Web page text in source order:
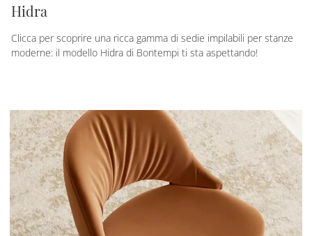
Hidra
Clicca per scoprire una ricca gamma di sedie impilabili per stanze
moderne: il modello Hidra di Bontempi ti sta aspettando!